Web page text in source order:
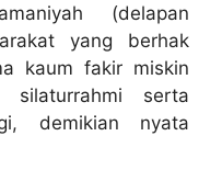
(delapan
yang berhak
kaum fakir miskin
silaturrahmi serta
demikian nyata